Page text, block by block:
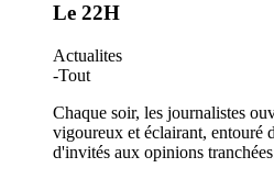
Le 22H
Actualites
-Tout
Chaque soir, les journalistes
vigoureux et éclairant, entouré
d'invités aux opinions